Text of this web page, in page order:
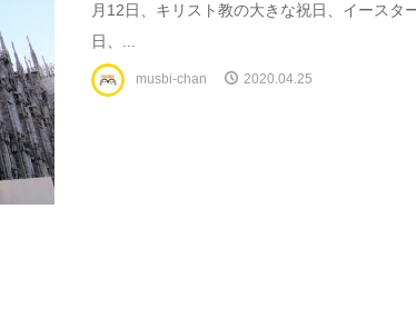
月12日、キリスト教の大きな祝日、イースタ
日、...
musbi-chan 2020.04.25